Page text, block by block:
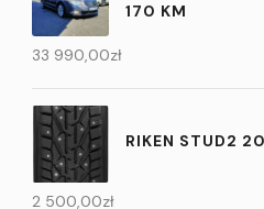
170 KM
33 990,00zł
RIKEN STUD2
2 500,00zł